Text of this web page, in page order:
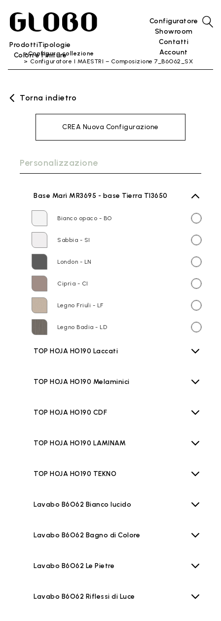
ProdottiTipologie
Colori e Finiture
Configuratore
Showroom
Contatti
Account
Configura collezione
Configuratore I MAESTRI – Composizione 7_B6O62_SX
Torna indietro
CREA Nuova Configurazione
Personalizzazione
Base Marì MR3695 - base Tierra TI3650
Bianco opaco - BO
Sabbia - SI
London - LN
Cipria - CI
Legno Friuli - LF
Legno Badia - LD
TOP HOJA HO190 Laccati
TOP HOJA HO190 Melaminici
TOP HOJA HO190 CDF
TOP HOJA HO190 LAMINAM
TOP HOJA HO190 TEKNO
Lavabo B6O62 Bianco lucido
Lavabo B6O62 Bagno di Colore
Lavabo B6O62 Le Pietre
Lavabo B6O62 Riflessi di Luce